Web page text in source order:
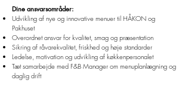
Dine ansvarsområder:
Udvikling af nye og innovative menuer til HÅKON og
Pakhuset
Overordnet ansvar for kvalitet, smag og præsentation
Sikring af råvarekvalitet, friskhed og høje standarder
Ledelse, motivation og udvikling af køkkenpersonalet
Tæt samarbejde med F&B Manager om menuplanlægning og
daglig drift